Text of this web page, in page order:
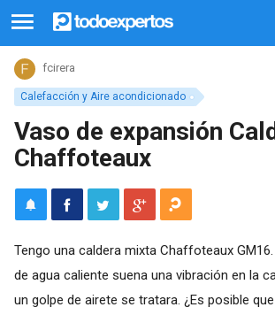
Calefacción y Aire acondicionado
fcirera
Vaso de expansión
Chaffoteaux
Tengo una caldera mixta Chaffoteaux
de agua caliente suena una vibración en la
un golpe de airete se tratara. ¿Es posible